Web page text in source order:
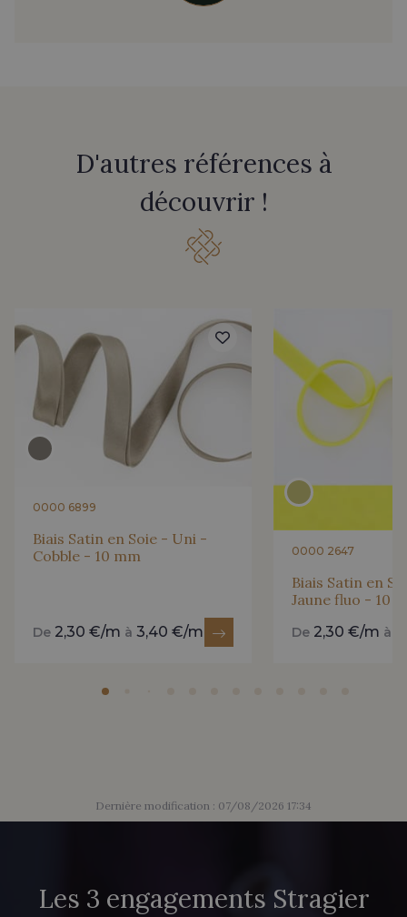
D'autres références à
découvrir !
0000 6899
Biais Satin en Soie - Uni -
Cobble - 10 mm
De 2,30 €/m à 3,40 €/m
0000 2647
Biais Satin en
Jaune fluo - 10
De 2,30 €/m à
Dernière modification : 07/08/2026 17:34
Les 3 engagements Stragier